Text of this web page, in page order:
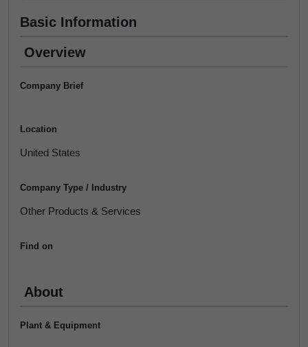
Basic Information
Overview
Company Brief
Location
United States
Company Type / Industry
Other Products & Services
Find on
About
Plant & Equipment